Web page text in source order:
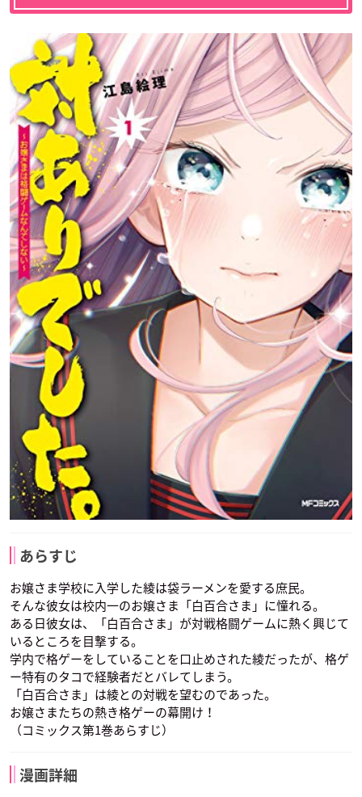
あらすじ
お嬢さま学校に入学した綾は袋ラーメンを愛する庶民。
そんな彼女は校内一のお嬢さま「白百合さま」に憧れる。
ある日彼女は、「白百合さま」が対戦格闘ゲームに熱く興じて
いるところを目撃する。
学内で格ゲーをしていることを口止めされた綾だったが、格ゲ
ー特有のタコで経験者だとバレてしまう。
「白百合さま」は綾との対戦を望むのであった。
お嬢さまたちの熱き格ゲーの幕開け！
（コミックス第1巻あらすじ）
漫画詳細